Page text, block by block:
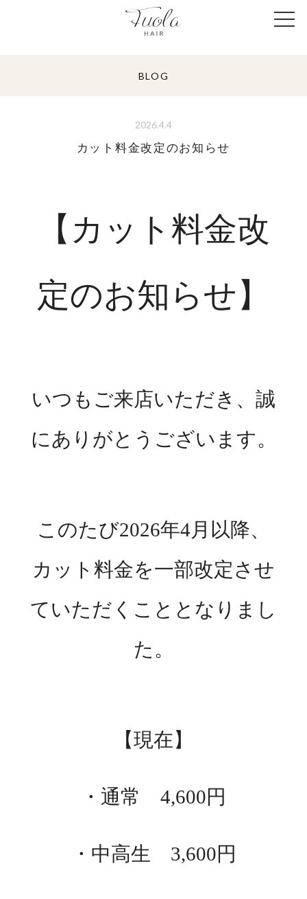
BLOG
2026.4.4
カット料金改定のお知らせ
【カット料金改
定のお知らせ】
いつもご来店いただき、誠
にありがとうございます。
このたび2026年4月以降、
カット料金を一部改定させ
ていただくこととなりまし
た。
【現在】
・通常 4,600円
・中高生 3,600円